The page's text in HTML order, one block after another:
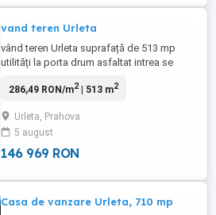
vand teren Urleta
vând teren Urleta suprafață de 513 mp
utilități la porta drum asfaltat intrea se
286,49 RON/m2| 513 m2
Urleta, Prahova
5 august
146 969 RON
Casa de vanzare Urleta, 710 mp